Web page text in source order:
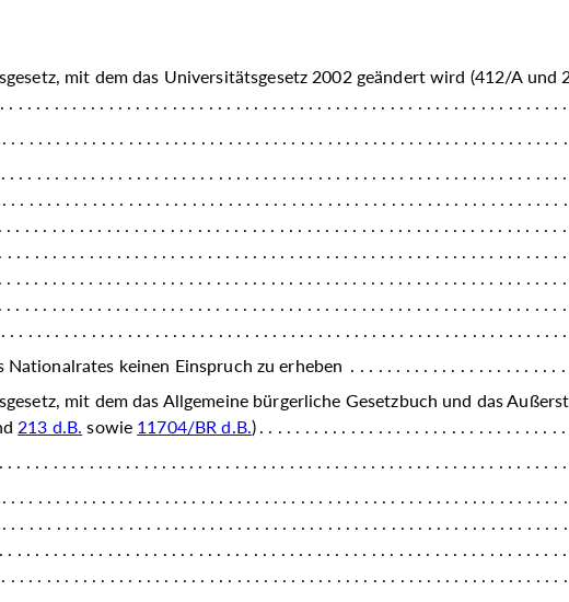
mit dem das Universitätsgesetz 2002 geändert wird (412/A und
keinen Einspruch zu erheben
mit dem das Allgemeine bürgerliche Gesetzbuch und das
213 d.B. sowie 11704/BR d.B.)